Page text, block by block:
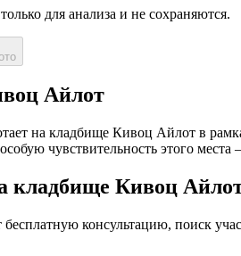
для анализа и не сохраняются.
Айлот
на кладбище Кивоц Айлот в
чувствительность этого
кладбище Кивоц
бесплатную консультацию, поиск